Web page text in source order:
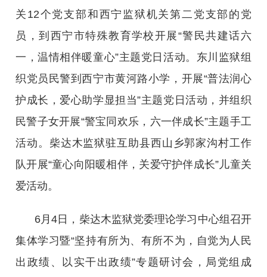
关12个党支部和西宁监狱机关第二党支部的党
员，到西宁市特殊教育学校开展“警民共建话六
一，温情相伴暖童心”主题党日活动。东川监狱组
织党员民警到西宁市黄河路小学，开展“普法润心
护成长，爱心助学显担当”主题党日活动，并组织
民警子女开展“警宝同欢乐，六一伴成长”主题手工
活动。柴达木监狱驻互助县西山乡郭家沟村工作
队开展“童心向阳暖相伴，关爱守护伴成长”儿童关
爱活动。
6月4日，柴达木监狱党委理论学习中心组召开
集体学习暨“坚持有所为、有所不为，自觉为人民
出政绩、以实干出政绩”专题研讨会，局党组成